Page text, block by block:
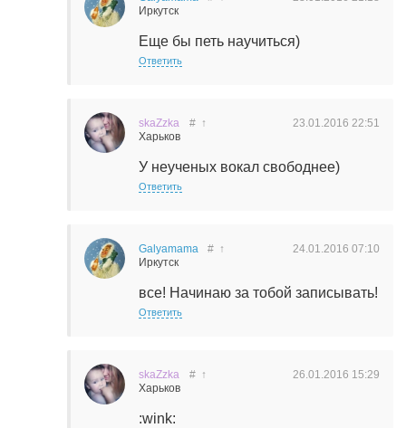
Иркутск
Еще бы петь научиться)
Ответить
skaZzka
Харьков
23.01.2016 22:51
# ↑
У неученых вокал свободнее)
Ответить
Galyamama
Иркутск
24.01.2016 07:10
# ↑
все! Начинаю за тобой записывать!
Ответить
skaZzka
Харьков
26.01.2016 15:29
# ↑
:wink: